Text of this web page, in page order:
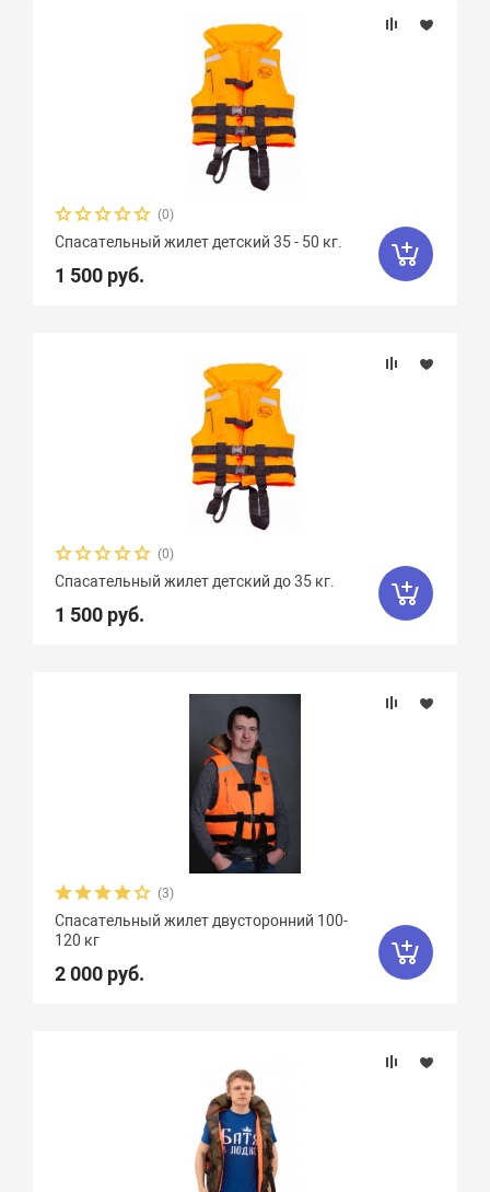
(0)
Спасательный жилет детский 35 - 50 кг.
1 500 руб.
(0)
Спасательный жилет детский до 35 кг.
1 500 руб.
(3)
Спасательный жилет двусторонний 100-
120 кг
2 000 руб.